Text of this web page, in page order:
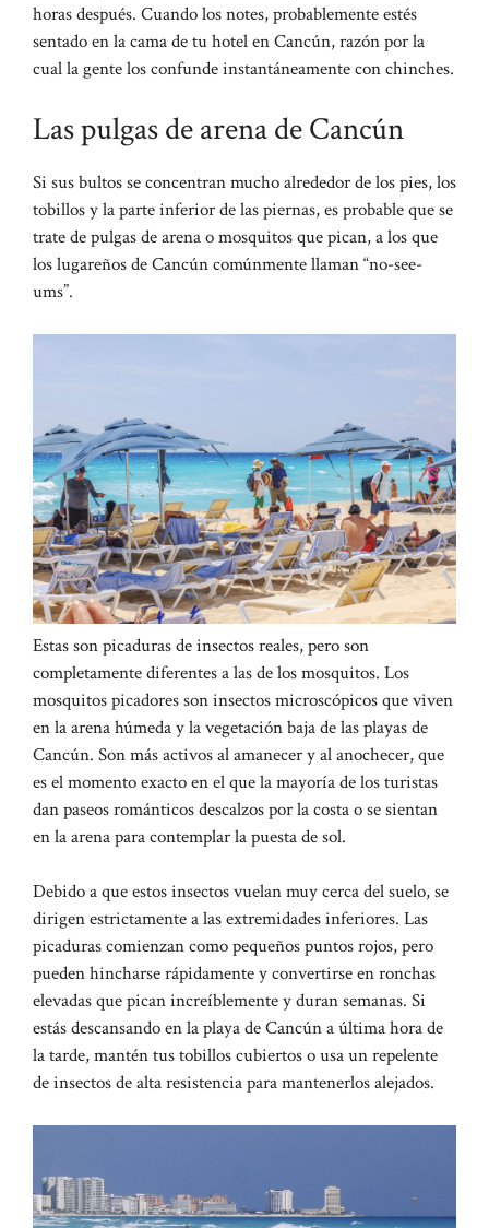
horas después. Cuando los notes, probablemente estés
sentado en la cama de tu hotel en Cancún, razón por la
cual la gente los confunde instantáneamente con chinches.
Las pulgas de arena de Cancún
Si sus bultos se concentran mucho alrededor de los pies, los
tobillos y la parte inferior de las piernas, es probable que se
trate de pulgas de arena o mosquitos que pican, a los que
los lugareños de Cancún comúnmente llaman “no-see-
ums”.
Estas son picaduras de insectos reales, pero son
completamente diferentes a las de los mosquitos. Los
mosquitos picadores son insectos microscópicos que viven
en la arena húmeda y la vegetación baja de las playas de
Cancún. Son más activos al amanecer y al anochecer, que
es el momento exacto en el que la mayoría de los turistas
dan paseos románticos descalzos por la costa o se sientan
en la arena para contemplar la puesta de sol.
Debido a que estos insectos vuelan muy cerca del suelo, se
dirigen estrictamente a las extremidades inferiores. Las
picaduras comienzan como pequeños puntos rojos, pero
pueden hincharse rápidamente y convertirse en ronchas
elevadas que pican increíblemente y duran semanas. Si
estás descansando en la playa de Cancún a última hora de
la tarde, mantén tus tobillos cubiertos o usa un repelente
de insectos de alta resistencia para mantenerlos alejados.